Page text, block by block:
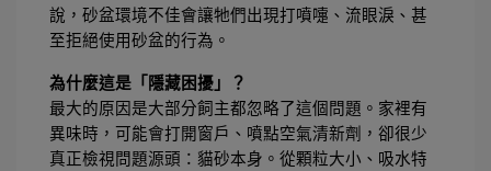
說，砂盆環境不佳會讓牠們出現打噴嚏、流眼淚、甚
至拒絕使用砂盆的行為。
為什麼這是「隱藏困擾」？
最大的原因是大部分飼主都忽略了這個問題。家裡有
異味時，可能會打開窗戶、噴點空氣清新劑，卻很少
真正檢視問題源頭：貓砂本身。從顆粒大小、吸水特